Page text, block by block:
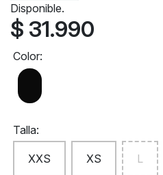
Disponible.
$ 31.990
Color:
Talla:
XXS XS L